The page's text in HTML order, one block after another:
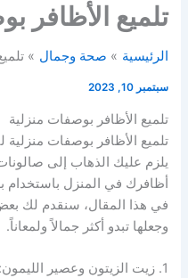
تلميع الأظافر
الرئيسية صحة وجمال
سبتمبر 10, 2023
تلميع الأظافر بوصفات منزلية
تلميع الأظافر بوصفات
يلزم عليك الذهاب إلى
أظافرك في المنزل باستخدام
في هذا المقال، سنقدم لك بعض
وجعلها تبدو أكثر جمالاً ولمعاناً.
1. زيت الزيتون وعصير